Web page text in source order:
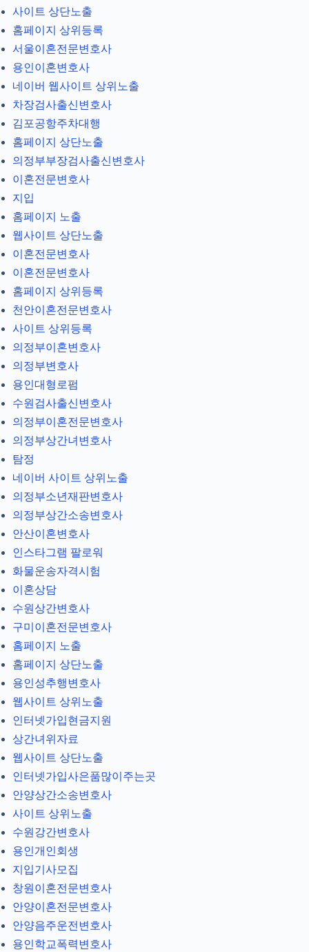
사이트 상단노출
홈페이지 상위등록
서울이혼전문변호사
용인이혼변호사
네이버 웹사이트 상위노출
차장검사출신변호사
김포공항주차대행
홈페이지 상단노출
의정부부장검사출신변호사
이혼전문변호사
지입
홈페이지 노출
웹사이트 상단노출
이혼전문변호사
이혼전문변호사
홈페이지 상위등록
천안이혼전문변호사
사이트 상위등록
의정부이혼변호사
의정부변호사
용인대형로펌
수원검사출신변호사
의정부이혼전문변호사
의정부상간녀변호사
탐정
네이버 사이트 상위노출
의정부소년재판변호사
의정부상간소송변호사
안산이혼변호사
인스타그램 팔로워
화물운송자격시험
이혼상담
수원상간변호사
구미이혼전문변호사
홈페이지 노출
홈페이지 상단노출
용인성추행변호사
웹사이트 상위노출
인터넷가입현금지원
상간녀위자료
웹사이트 상단노출
인터넷가입사은품많이주는곳
안양상간소송변호사
사이트 상위노출
수원강간변호사
용인개인회생
지입기사모집
창원이혼전문변호사
안양이혼전문변호사
안양음주운전변호사
용인학교폭력변호사